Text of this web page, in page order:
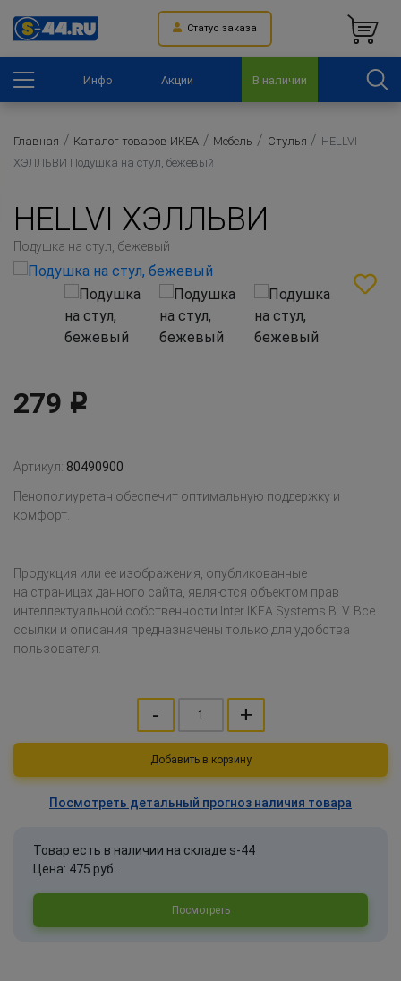
Статус заказа
Инфо Акции В наличии
Главная Каталог товаров ИКЕА Мебель Стулья
HELLVI
ХЭЛЛЬВИ Подушка на стул, бежевый
HELLVI ХЭЛЛЬВИ
Подушка на стул, бежевый
279 Р
Артикул: 80490900
Пенополиуретан обеспечит оптимальную поддержку и
комфорт.
Продукция или ее изображения, опубликованные
на страницах данного сайта, являются объектом прав
интеллектуальной собственности Inter IKEA Systems B. V. Все
ссылки и описания предназначены только для удобства
пользователя.
- +
Добавить в корзину
Посмотреть детальный прогноз наличия товара
Товар есть в наличии на складе s-44
Цена: 475 руб.
Посмотреть